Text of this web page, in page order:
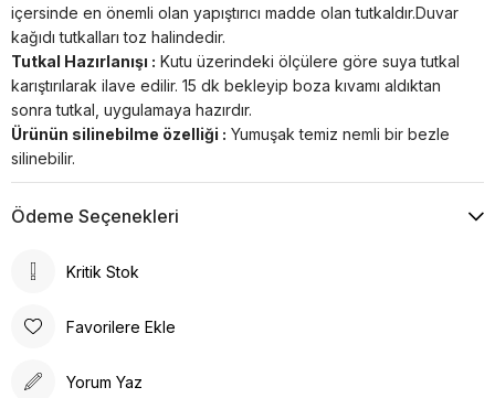
içersinde en önemli olan yapıştırıcı madde olan tutkaldır.Duvar
kağıdı tutkalları toz halindedir.
Tutkal Hazırlanışı : Kutu üzerindeki ölçülere göre suya tutkal
karıştırılarak ilave edilir. 15 dk bekleyip boza kıvamı aldıktan
sonra tutkal, uygulamaya hazırdır.
Ürünün silinebilme özelliği : Yumuşak temiz nemli bir bezle
silinebilir.
Ödeme Seçenekleri
Kritik Stok
Favorilere Ekle
Yorum Yaz